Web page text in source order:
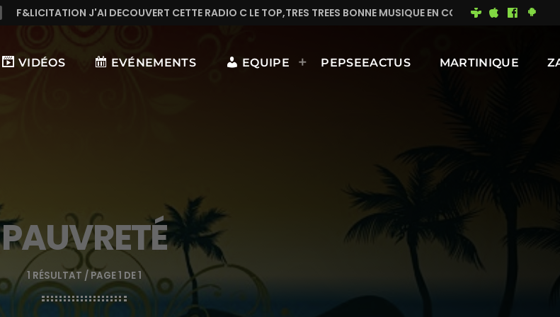
F&LICITATION J'AI DECOUVERT CETTE RADIO C LE TOP,TRES TREES BONNE MUSIQUE EN CONTINUE
VIDÉOS EVÉNEMENTS EQUIPE PEPSEEACTUS MARTINIQUE
PAUVRETÉ
1 RÉSULTAT / PAGE 1 DE 1